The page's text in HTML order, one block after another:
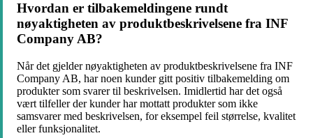
Hvordan er tilbakemeldingene rundt
nøyaktigheten av produktbeskrivelsene fra INF
Company AB?
Når det gjelder nøyaktigheten av produktbeskrivelsene fra INF
Company AB, har noen kunder gitt positiv tilbakemelding om
produkter som svarer til beskrivelsen. Imidlertid har det også
vært tilfeller der kunder har mottatt produkter som ikke
samsvarer med beskrivelsen, for eksempel feil størrelse, kvalitet
eller funksjonalitet.